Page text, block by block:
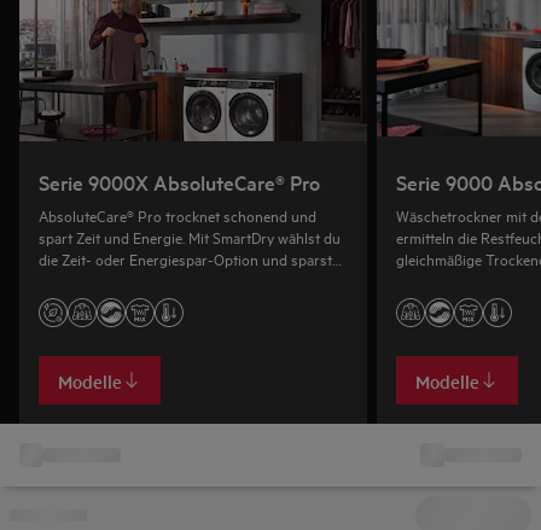
Serie 9000X AbsoluteCare® Pro
AbsoluteCare® Pro trocknet schonend und
spart Zeit und Energie. Mit SmartDry wählst du
die Zeit- oder Energiespar-Option und sparst
Modelle
Serie 9000
Wäschetrockner mit
ermitteln die
gleichmäßige
Modelle